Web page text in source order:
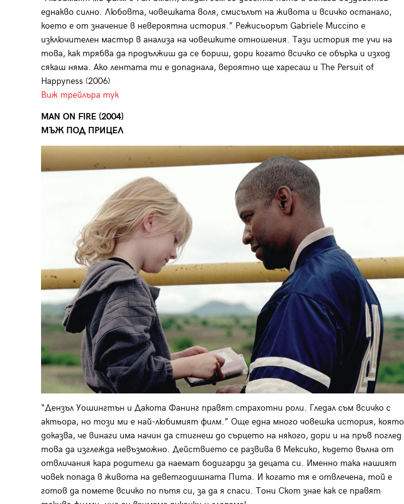
еднакво силно. Любовта, човешката воля, смисълът на живота и всичко останало,
което е от значение в невероятна история.” Режисьорът Gabriele Muccino е
изключителен мастър в анализа на човешките отношения. Тази история те учи на
това, как трябва да продължиш да се бориш, дори когато всичко се обърка и изход
сякаш няма. Ако лентата ти е допаднала, вероятно ще харесаш и The Persuit of
Happyness (2006)
Виж трейлъра тук
MAN ON FIRE (2004)
МЪЖ ПОД ПРИЦЕЛ
“Дензъл Уошингтън и Дакота Фанинг правят страхотни роли. Гледал съм всичко с
актьора, но този ми е най-любимият филм.” Още една много човешка история, която
доказва, че винаги има начин да стигнеш до сърцето на някого, дори и на пръв поглед
това да изглежда невъзможно. Действието се развива в Мексико, където вълна от
отвличания кара родители да наемат бодигарди за децата си. Именно така нашият
човек попада в живота на деветгодишната Пита. И когато тя е отвлечена, той е
готов да помете всичко по пътя си, за да я спаси. Тони Скот знае как се правят